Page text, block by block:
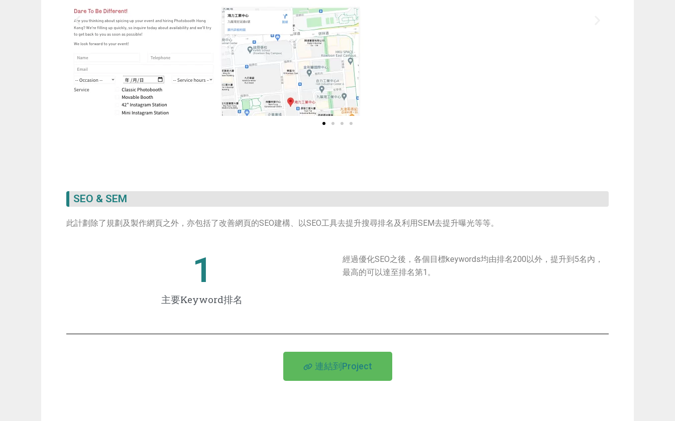
SEO & SEM
此計劃除了規劃及製作網頁之外，亦包括了改善網頁的SEO建構、以SEO工具去提升搜尋排名及利用SEM去提升曝光等等。
1
主要Keyword排名
經過優化SEO之後，各個目標keywords均由排名200以外，提升到5名內，
最高的可以達至排名第1。
連結到Project